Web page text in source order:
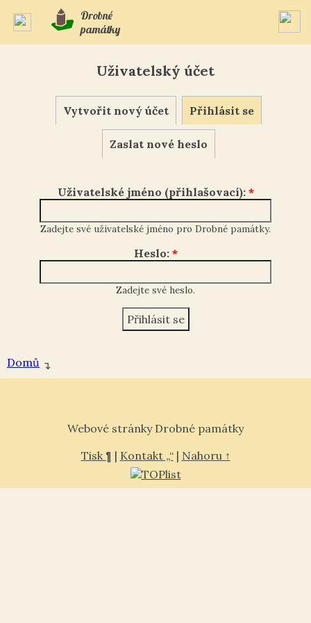
Drobné
památky
Uživatelský účet
Domů ↴
Vytvořit nový účet Přihlásit se
Zaslat nové heslo
Uživatelské jméno (přihlašovací): *
Zadejte své uživatelské jméno pro Drobné památky.
Heslo: *
Zadejte své heslo.
Webové stránky Drobné památky
Tisk ¶ | Kontakt „“| Nahoru ↑